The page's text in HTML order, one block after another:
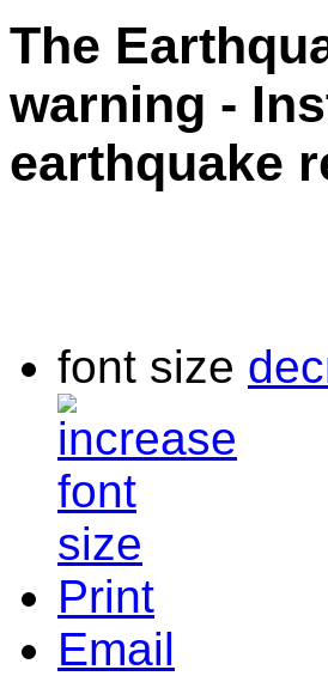
The
warning -
earthquake
font size
Print
Email